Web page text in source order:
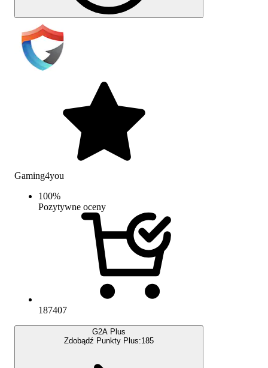
Gaming4you
100%
Pozytywne oceny
187407
G2A Plus
Zdobądź Punkty Plus:185